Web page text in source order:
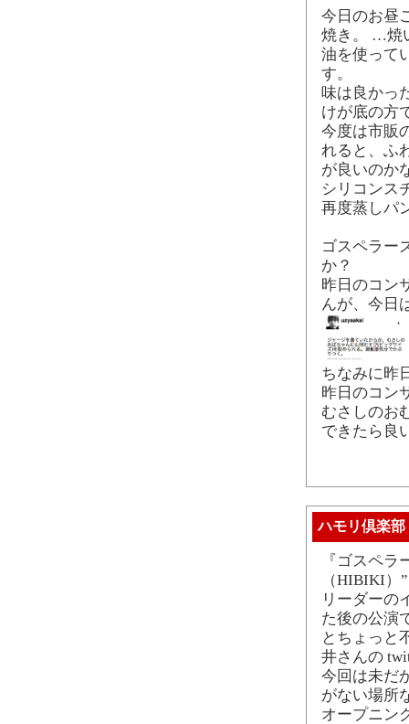
今日のお昼
焼き。 …焼
油を使って
す。
味は良かっ
けが底の方
今度は市販
れると、ふ
が良いのか
シリコンス
再度蒸しパ
ゴスペラー
か？
昨日のコン
んが、今日
ちなみに昨
昨日のコン
むさしのお
できたら良
ハモリ倶楽部
『ゴスペ
（HIBIKI）
リーダーの
た後の公演
とちょっと
井さんの
今回は未だ
がない場所
オープニン